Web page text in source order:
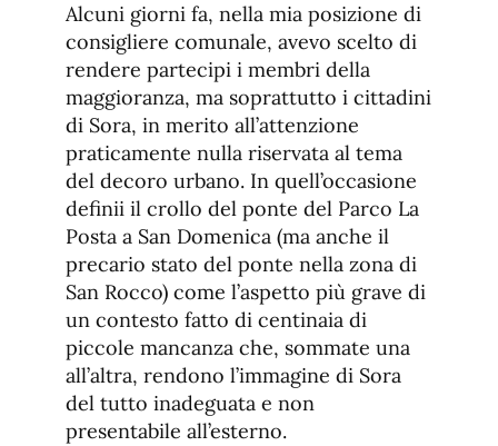
Alcuni giorni fa, nella mia posizione di
consigliere comunale, avevo scelto di
rendere partecipi i membri della
maggioranza, ma soprattutto i cittadini
di Sora, in merito all’attenzione
praticamente nulla riservata al tema
del decoro urbano. In quell’occasione
definii il crollo del ponte del Parco La
Posta a San Domenica (ma anche il
precario stato del ponte nella zona di
San Rocco) come l’aspetto più grave di
un contesto fatto di centinaia di
piccole mancanza che, sommate una
all’altra, rendono l’immagine di Sora
del tutto inadeguata e non
presentabile all’esterno.